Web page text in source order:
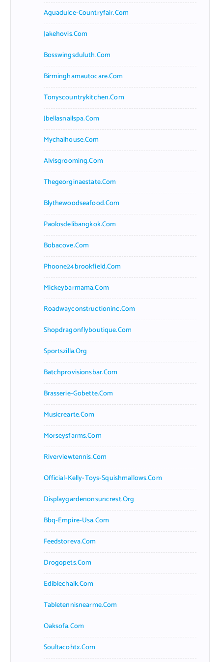
Aguadulce-Countryfair.com
Jakehovis.com
Bosswingsduluth.com
Birminghamautocare.com
Tonyscountrykitchen.com
Jbellasnailspa.com
Mychaihouse.com
Alvisgrooming.com
Thegeorginaestate.com
Blythewoodseafood.com
Paolosdelibangkok.com
Bobacove.com
Phoone24brookfield.com
Mickeybarmama.com
Roadwayconstructioninc.com
Shopdragonflyboutique.com
Sportszilla.org
Batchprovisionsbar.com
Brasserie-Gobette.com
Musicrearte.com
Morseysfarms.com
Riverviewtennis.com
Official-Kelly-Toys-Squishmallows.com
Displaygardenonsuncrest.org
Bbq-Empire-Usa.com
Feedstoreva.com
Drogopets.com
Ediblechalk.com
Tabletennisnearme.com
Oaksofa.com
Soultacohtx.com